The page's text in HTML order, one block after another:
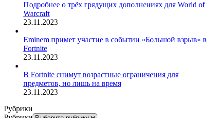
Подробнее о трёх грядущих дополнениях для World of
Warcraft
23.11.2023
Eminem примет участие в событии «Большой взрыв» в
Fortnite
23.11.2023
В Fortnite снимут возрастные ограничения для
предметов, но лишь на время
23.11.2023
Рубрики